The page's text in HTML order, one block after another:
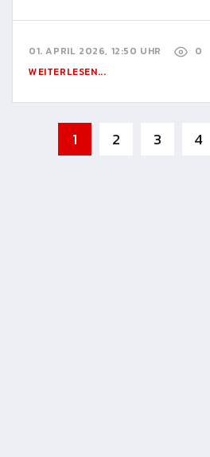
01. APRIL 2026, 12:50 UHR
0
WEITERLESEN...
1 2 3 4